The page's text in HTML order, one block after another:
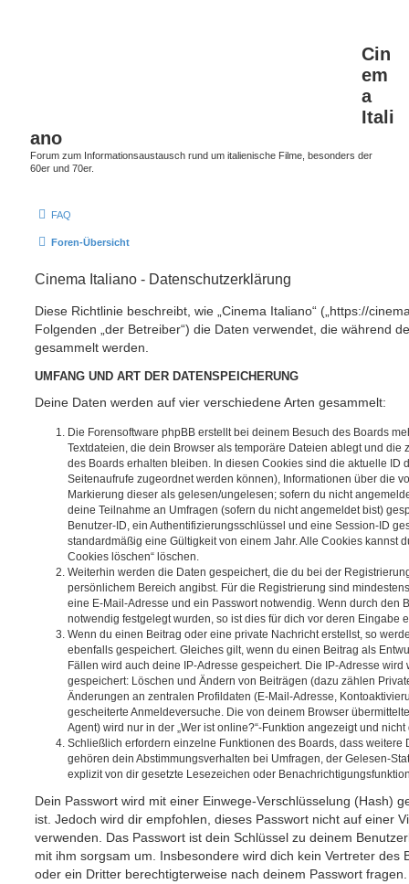
Cin
em
a
Itali
ano
Forum zum Informationsaustausch rund um italienische Filme, besonders der
60er und 70er.
FAQ
Foren-Übersicht
Cinema Italiano - Datenschutzerklärung
Diese Richtlinie beschreibt, wie „Cinema Italiano“ („https://
Folgenden „der Betreiber“) die Daten verwendet, die während
gesammelt werden.
UMFANG UND ART DER DATENSPEICHERUNG
Deine Daten werden auf vier verschiedene Arten gesammelt:
Die Forensoftware phpBB erstellt bei deinem Besuch des Boards
Textdateien, die dein Browser als temporäre Dateien ablegt und die
des Boards erhalten bleiben. In diesen Cookies sind die aktuelle ID
Seitenaufrufe zugeordnet werden können), Informationen über die
Markierung dieser als gelesen/ungelesen; sofern du nicht
deine Teilnahme an Umfragen (sofern du nicht angemeldet bist)
Benutzer-ID, ein Authentifizierungsschlüssel und eine Session-ID
standardmäßig eine Gültigkeit von einem Jahr. Alle Cookies kannst
Cookies löschen“ löschen.
Weiterhin werden die Daten gespeichert, die du bei der
persönlichem Bereich angibst. Für die Registrierung sind
eine E-Mail-Adresse und ein Passwort notwendig. Wenn durch den
notwendig festgelegt wurden, so ist dies für dich vor deren Eingabe
Wenn du einen Beitrag oder eine private Nachricht erstellst, so
ebenfalls gespeichert. Gleiches gilt, wenn du einen Beitrag als
Fällen wird auch deine IP-Adresse gespeichert. Die IP-Adresse
gespeichert: Löschen und Ändern von Beiträgen (dazu zählen
Änderungen an zentralen Profildaten (E-Mail-Adresse,
gescheiterte Anmeldeversuche. Die von deinem Browser
Agent) wird nur in der „Wer ist online?“-Funktion angezeigt und
Schließlich erfordern einzelne Funktionen des Boards, dass weitere
gehören dein Abstimmungsverhalten bei Umfragen, der Gelesen-
explizit von dir gesetzte Lesezeichen oder
Dein Passwort wird mit einer Einwege-Verschlüsselung (Hash)
ist. Jedoch wird dir empfohlen, dieses Passwort nicht auf einer
verwenden. Das Passwort ist dein Schlüssel zu deinem
mit ihm sorgsam um. Insbesondere wird dich kein Vertreter des
oder ein Dritter berechtigterweise nach deinem Passwort